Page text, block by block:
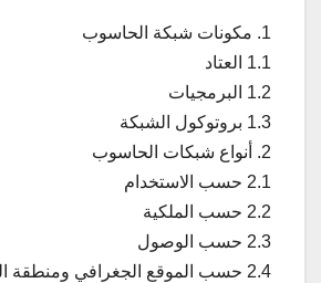
1. مكونات شبكة الحاسوب
1.1 العتاد
1.2 البرمجيات
1.3 بروتوكول الشبكة
2. أنواع شبكات الحاسوب
2.1 حسب الاستخدام
2.2 حسب الملكية
2.3 حسب الوصول
2.4 حسب الموقع الجغرافي ومنطقة الخدمة